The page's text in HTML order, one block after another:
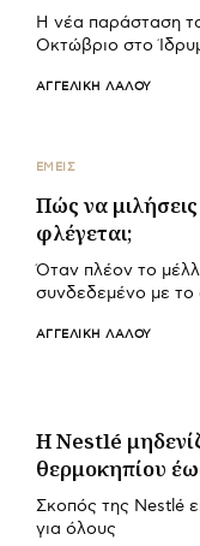
Η νέα παράσταση
Οκτώβριο στο
ΑΓΓΕΛΙΚΉ ΛΆΛΟΥ
ΕΜΕΙΣ
Πώς να
φλέγεται;
Όταν πλέον το
συνδεδεμένο με το
ΑΓΓΕΛΙΚΉ ΛΆΛΟΥ
Η Nestlé
θερμοκηπίου
Σκοπός της Nestlé
για όλους